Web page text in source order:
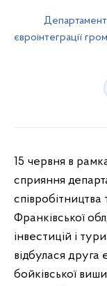
Департамент
євроінтеграції
15 червня в
сприяння
співробітництва
Франківської
інвестицій і
відбулася друга
бойківської